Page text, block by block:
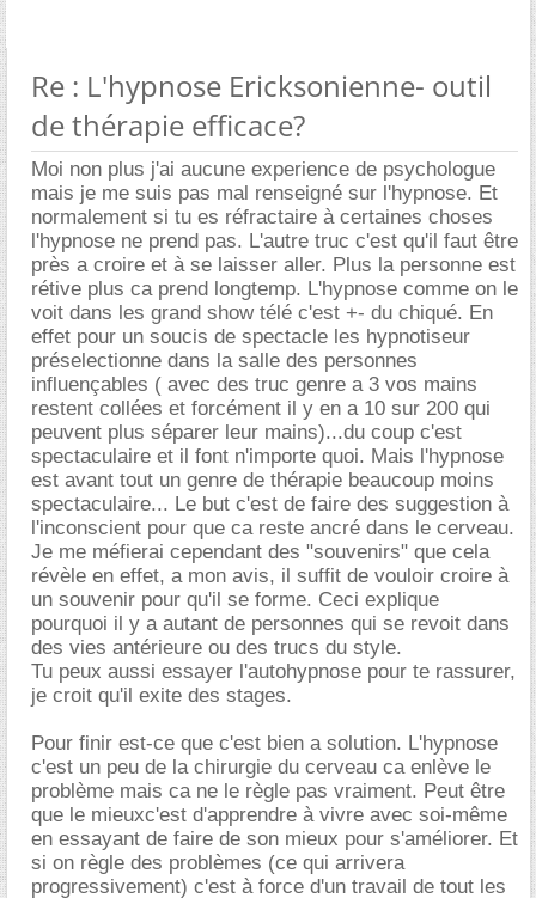
Re : L'hypnose Ericksonienne- outil
de thérapie efficace?
Moi non plus j'ai aucune experience de psychologue
mais je me suis pas mal renseigné sur l'hypnose. Et
normalement si tu es réfractaire à certaines choses
l'hypnose ne prend pas. L'autre truc c'est qu'il faut être
près a croire et à se laisser aller. Plus la personne est
rétive plus ca prend longtemp. L'hypnose comme on le
voit dans les grand show télé c'est +- du chiqué. En
effet pour un soucis de spectacle les hypnotiseur
préselectionne dans la salle des personnes
influençables ( avec des truc genre a 3 vos mains
restent collées et forcément il y en a 10 sur 200 qui
peuvent plus séparer leur mains)...du coup c'est
spectaculaire et il font n'importe quoi. Mais l'hypnose
est avant tout un genre de thérapie beaucoup moins
spectaculaire... Le but c'est de faire des suggestion à
l'inconscient pour que ca reste ancré dans le cerveau.
Je me méfierai cependant des "souvenirs" que cela
révèle en effet, a mon avis, il suffit de vouloir croire à
un souvenir pour qu'il se forme. Ceci explique
pourquoi il y a autant de personnes qui se revoit dans
des vies antérieure ou des trucs du style.
Tu peux aussi essayer l'autohypnose pour te rassurer,
je croit qu'il exite des stages.
Pour finir est-ce que c'est bien a solution. L'hypnose
c'est un peu de la chirurgie du cerveau ca enlève le
problème mais ca ne le règle pas vraiment. Peut être
que le mieuxc'est d'apprendre à vivre avec soi-même
en essayant de faire de son mieux pour s'améliorer. Et
si on règle des problèmes (ce qui arrivera
progressivement) c'est à force d'un travail de tout les